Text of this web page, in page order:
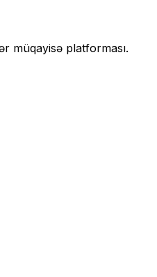
müqayisə platforması.